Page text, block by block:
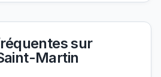
sur
Martin